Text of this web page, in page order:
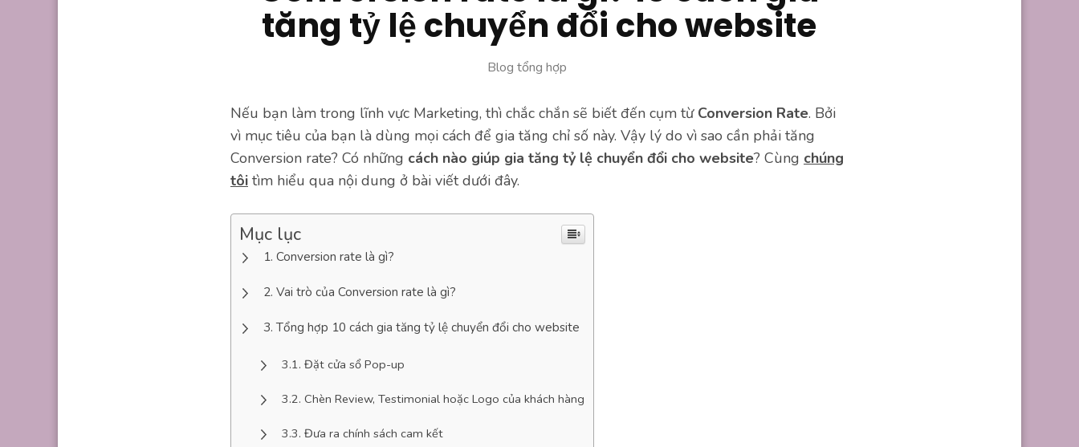
tăng tỷ lệ chuyển đổi cho website
Blog tổng hợp
Nếu bạn làm trong lĩnh vực Marketing, thì chắc chắn sẽ biết đến cụm từConversion Rate. Bởi
vì mục tiêu của bạn là dùng mọi cách để gia tăng chỉ số này. Vậy lý do vì sao cần phải tăng
Conversion rate? Có những cách nào giúp gia tăng tỷ lệ chuyển đổi cho website? Cùng chúng
tôi tìm hiểu qua nội dung ở bài viết dưới đây.
Mục lục
Conversion rate là gì?
Vai trò của Conversion rate là gì?
Tổng hợp 10 cách gia tăng tỷ lệ chuyển đổi cho website
Đặt cửa sổ Pop-up
Chèn Review, Testimonial hoặc Logo của khách hàng
Đưa ra chính sách cam kết